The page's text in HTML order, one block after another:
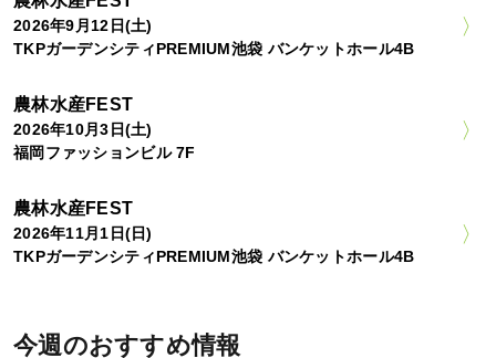
2026年9月12日(土)
TKPガーデンシティPREMIUM池袋 バンケットホール4B
農林水産FEST
2026年10月3日(土)
福岡ファッションビル 7F
農林水産FEST
2026年11月1日(日)
TKPガーデンシティPREMIUM池袋 バンケットホール4B
今週のおすすめ情報